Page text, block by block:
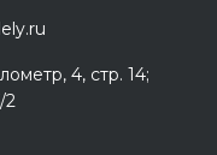
4, стр. 14;
2